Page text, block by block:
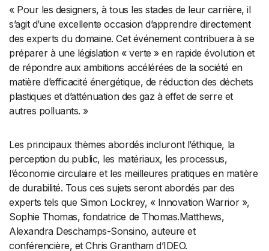
« Pour les designers, à tous les stades de leur carrière, il
s’agit d’une excellente occasion d’apprendre directement
des experts du domaine. Cet événement contribuera à se
préparer à une législation « verte » en rapide évolution et
de répondre aux ambitions accélérées de la société en
matière d’efficacité énergétique, de réduction des déchets
plastiques et d’atténuation des gaz à effet de serre et
autres polluants. »
Les principaux thèmes abordés incluront l’éthique, la
perception du public, les matériaux, les processus,
l’économie circulaire et les meilleures pratiques en matière
de durabilité. Tous ces sujets seront abordés par des
experts tels que Simon Lockrey, « Innovation Warrior »,
Sophie Thomas, fondatrice de Thomas.Matthews,
Alexandra Deschamps-Sonsino, auteure et
conférencière, et Chris Grantham d’IDEO.